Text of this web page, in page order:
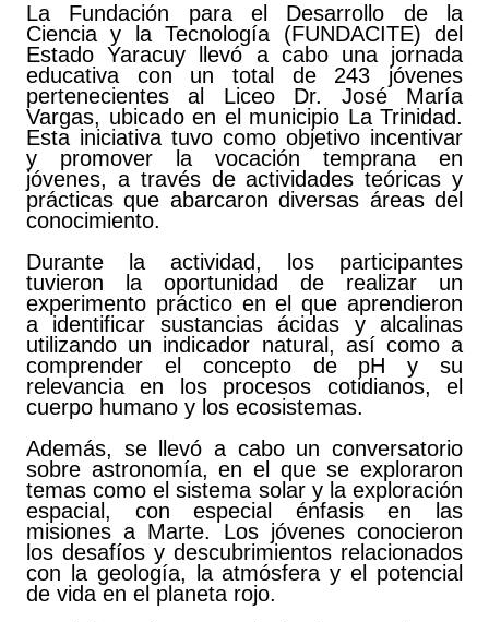
La Fundación para el Desarrollo de la
Ciencia y la Tecnología (FUNDACITE) del
Estado Yaracuy llevó a cabo una jornada
educativa con un total de 243 jóvenes
pertenecientes al Liceo Dr. José María
Vargas, ubicado en el municipio La Trinidad.
Esta iniciativa tuvo como objetivo incentivar
y promover la vocación temprana en
jóvenes, a través de actividades teóricas y
prácticas que abarcaron diversas áreas del
conocimiento.
Durante la actividad, los participantes
tuvieron la oportunidad de realizar un
experimento práctico en el que aprendieron
a identificar sustancias ácidas y alcalinas
utilizando un indicador natural, así como a
comprender el concepto de pH y su
relevancia en los procesos cotidianos, el
cuerpo humano y los ecosistemas.
Además, se llevó a cabo un conversatorio
sobre astronomía, en el que se exploraron
temas como el sistema solar y la exploración
espacial, con especial énfasis en las
misiones a Marte. Los jóvenes conocieron
los desafíos y descubrimientos relacionados
con la geología, la atmósfera y el potencial
de vida en el planeta rojo.